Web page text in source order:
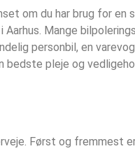
om du har brug for en
Mange
personbil, en
bedste pleje og
Først og fremmest